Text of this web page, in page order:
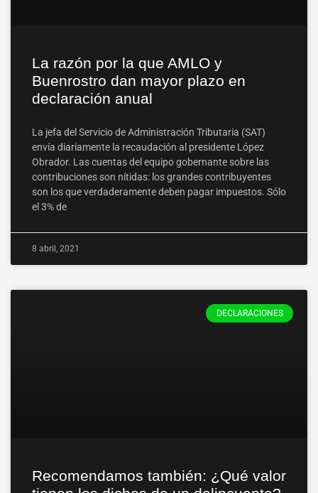
La razón por la que AMLO y
Buenrostro dan mayor plazo en
declaración anual
La jefa del Servicio de Administración Tributaria (SAT)
envía diariamente la recaudación al presidente López
Obrador. Las cuentas del equipo gobernante sobre las
contribuciones son nítidas: los grandes contribuyentes
son los que verdaderamente deben pagar impuestos. Sólo
el 3% de
8 abril, 2021
DECLARACIONES
Recomendamos también: ¿Qué valor